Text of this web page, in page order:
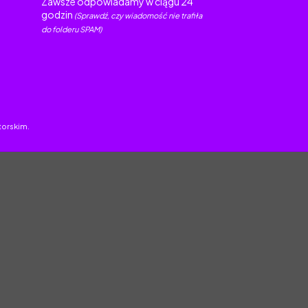
godzin (Sprawdź, czy wiadomość nie trafiła
do folderu SPAM)